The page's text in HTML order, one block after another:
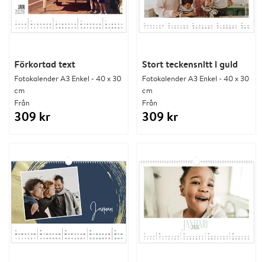
Förkortad text
Fotokalender A3 Enkel - 40 x 30
cm
Från
309 kr
Stort teckensnitt i guld
Fotokalender A3 Enkel - 40 x 30
cm
Från
309 kr